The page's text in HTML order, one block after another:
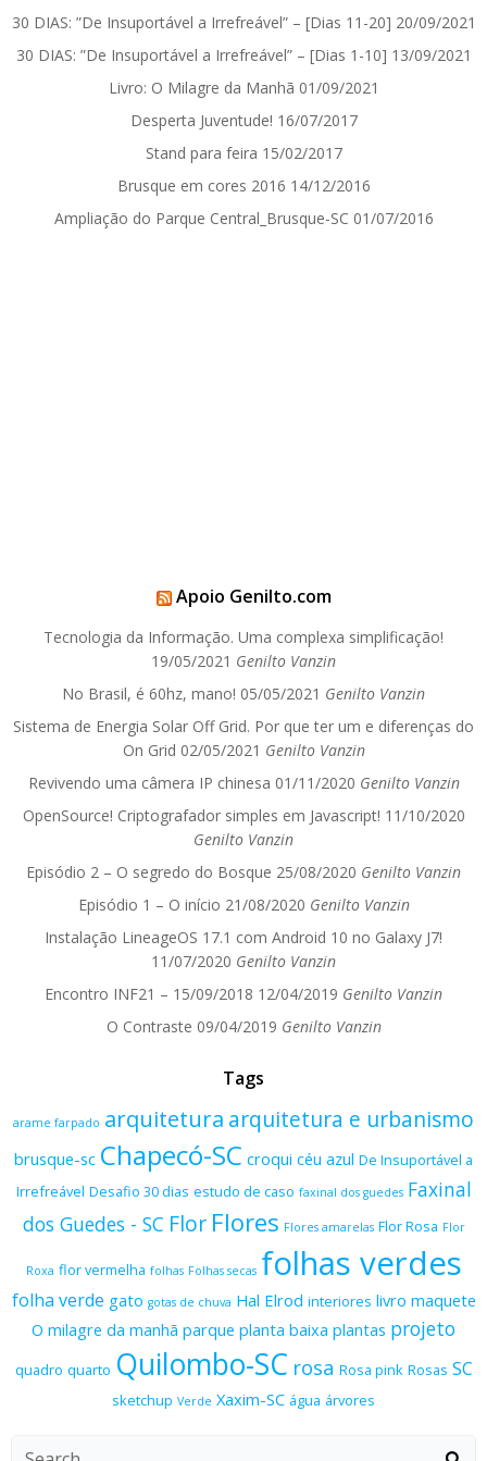
30 DIAS: ”De Insuportável a Irrefreável” – [Dias 11-20] 20/09/2021
30 DIAS: ”De Insuportável a Irrefreável” – [Dias 1-10] 13/09/2021
Livro: O Milagre da Manhã 01/09/2021
Desperta Juventude! 16/07/2017
Stand para feira 15/02/2017
Brusque em cores 2016 14/12/2016
Ampliação do Parque Central_Brusque-SC 01/07/2016
Apoio Genilto.com
Tecnologia da Informação. Uma complexa simplificação!
19/05/2021 Genilto Vanzin
No Brasil, é 60hz, mano! 05/05/2021 Genilto Vanzin
Sistema de Energia Solar Off Grid. Por que ter um e diferenças do
On Grid 02/05/2021 Genilto Vanzin
Revivendo uma câmera IP chinesa 01/11/2020 Genilto Vanzin
OpenSource! Criptografador simples em Javascript! 11/10/2020
Genilto Vanzin
Episódio 2 – O segredo do Bosque 25/08/2020 Genilto Vanzin
Episódio 1 – O início 21/08/2020 Genilto Vanzin
Instalação LineageOS 17.1 com Android 10 no Galaxy J7!
11/07/2020 Genilto Vanzin
Encontro INF21 – 15/09/2018 12/04/2019 Genilto Vanzin
O Contraste 09/04/2019 Genilto Vanzin
Tags
arame farpado arquitetura arquitetura e urbanismo
brusque-sc Chapecó-SC croqui céu azul De Insuportável a
Irrefreável Desafio 30 dias estudo de caso faxinal dos guedes Faxinal
dos Guedes - SC Flor Flores Flores amarelas Flor Rosa Flor
Roxa flor vermelha folhas Folhas secas folhas verdes
folha verde gato gotas de chuva Hal Elrod interiores livro maquete
O milagre da manhã parque planta baixa plantas projeto
quadro quarto Quilombo-SC rosa Rosa pink Rosas SC
sketchup Verde Xaxim-SC água árvores
Search